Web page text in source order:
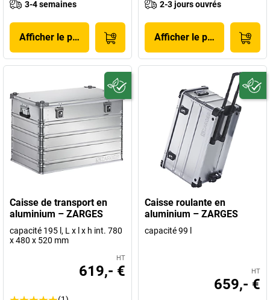
3-4 semaines
Afficher le produit
2-3 jours ouvrés
Afficher le produit
Caisse de transport en
aluminium – ZARGES
capacité 195 l, L x l x h int. 780
x 480 x 520 mm
HT
619,- €
Caisse roulante en
aluminium – ZARGES
capacité 99 l
HT
659,- €